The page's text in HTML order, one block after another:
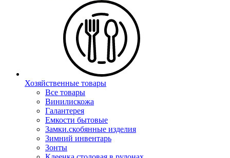
Хозяйственные товары
Все товары
Винилискожа
Галантерея
Емкости бытовые
Замки.скобянные изделия
Зимний инвентарь
Зонты